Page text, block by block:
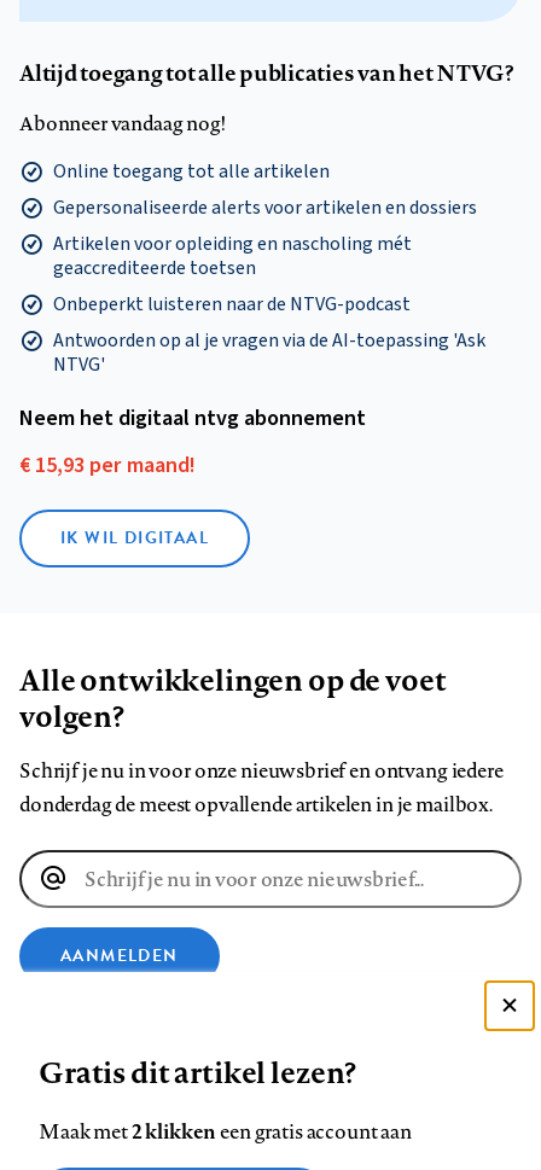
Altijd toegang tot alle publicaties van het NTVG?
Abonneer vandaag nog!
Online toegang tot alle artikelen
Gepersonaliseerde alerts voor artikelen en dossiers
Artikelen voor opleiding en nascholing mét
geaccrediteerde toetsen
Onbeperkt luisteren naar de NTVG-podcast
Antwoorden op al je vragen via de AI-toepassing 'Ask
NTVG'
Neem het digitaal ntvg abonnement
€ 15,93 per maand!
IK WIL DIGITAAL
Alle ontwikkelingen op de voet
volgen?
Schrijf je nu in voor onze nieuwsbrief en ontvang iedere
donderdag de meest opvallende artikelen in je mailbox.
E-
mailadres
AANMELDEN
ons
Zie onze cookie policy
Gratis dit artikel lezen?
Maak met2 klikkeneen gratis account aan